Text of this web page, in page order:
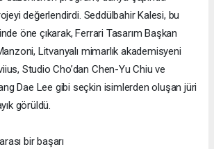
değerlendirdi. Seddülbahir Kalesi, bu
öne çıkarak, Ferrari Tasarım Başkan
Litvanyalı mimarlık akademisyeni
Studio Cho’dan Chen-Yu Chiu ve
Dae Lee gibi seçkin isimlerden oluşan jüri
görüldü.
bir başarı